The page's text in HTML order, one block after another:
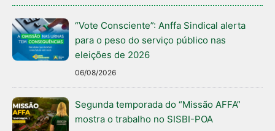
“Vote Consciente”: Anffa Sindical alerta
para o peso do serviço público nas
eleições de 2026
06/08/2026
Segunda temporada do “Missão AFFA”
mostra o trabalho no SISBI-POA